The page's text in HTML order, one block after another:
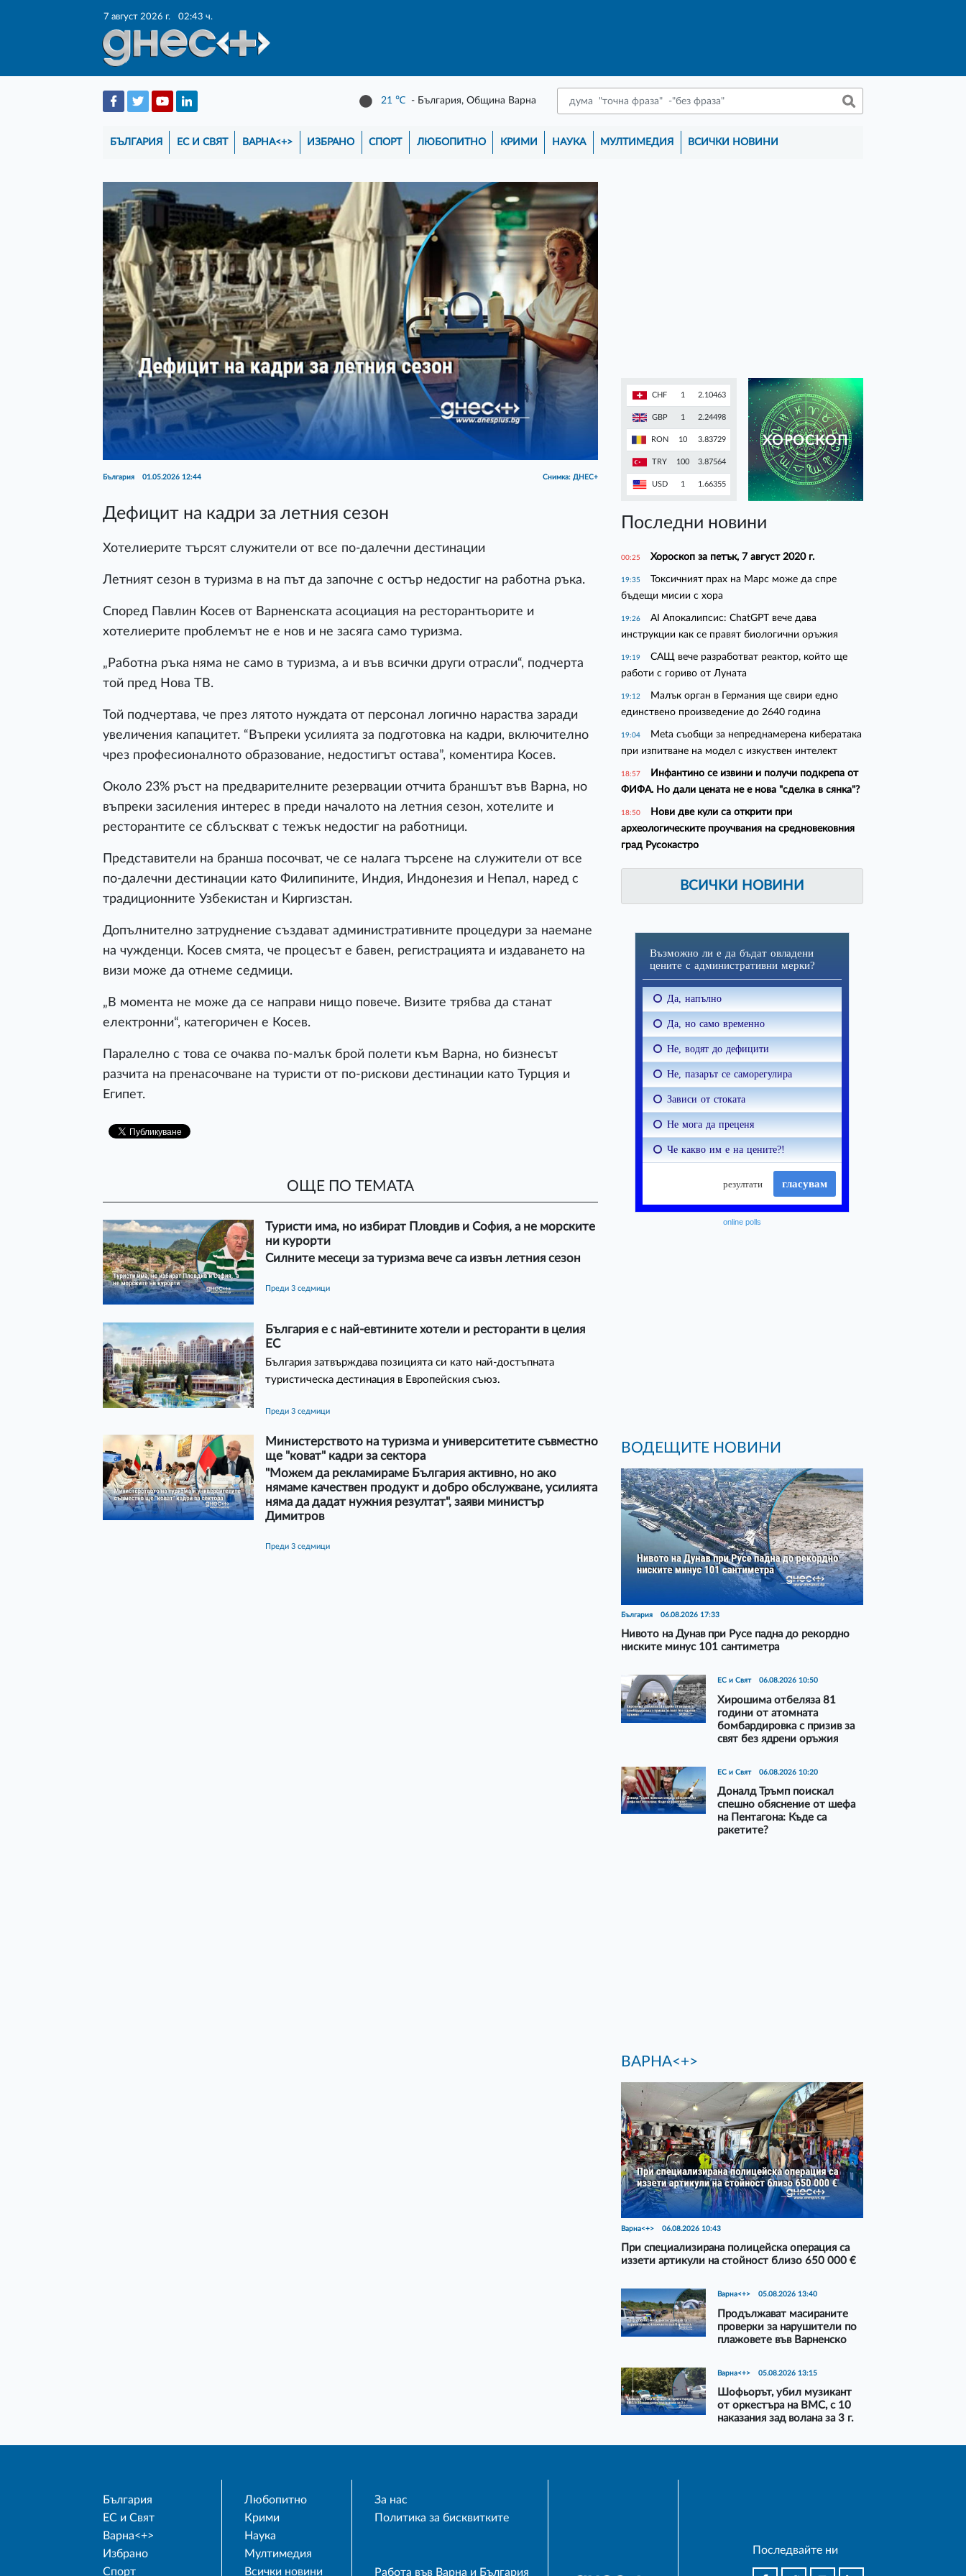
7 август 2026 г. 02:43 ч.
21 ℃ - България, Община Варна
БЪЛГАРИЯ ЕС И СВЯТ ВАРНА<+> ИЗБРАНО СПОРТ ЛЮБОПИТНО КРИМИ НАУКА МУЛТИМЕДИЯ ВСИЧКИ НОВИНИ
България 01.05.2026 12:44 Снимка: ДНЕС+
Дефицит на кадри за летния сезон
Хотелиерите търсят служители от все по-далечни дестинации
Летният сезон в туризма в на път да започне с остър недостиг на работна ръка.
Според Павлин Косев от Варненската асоциация на ресторантьорите и
хотелиерите проблемът не е нов и не засяга само туризма.
„Работна ръка няма не само в туризма, а и във всички други отрасли“, подчерта
той пред Нова ТВ.
Той подчертава, че през лятото нуждата от персонал логично нараства заради
увеличения капацитет. “Въпреки усилията за подготовка на кадри, включително
чрез професионалното образование, недостигът остава”, коментира Косев.
Около 23% ръст на предварителните резервации отчита браншът във Варна, но
въпреки засиления интерес в преди началото на летния сезон, хотелите и
ресторантите се сблъскват с тежък недостиг на работници.
Представители на бранша посочват, че се налага търсене на служители от все
по-далечни дестинации като Филипините, Индия, Индонезия и Непал, наред с
традиционните Узбекистан и Киргизстан.
Допълнително затруднение създават административните процедури за наемане
на чужденци. Косев смята, че процесът е бавен, регистрацията и издаването на
визи може да отнеме седмици.
„В момента не може да се направи нищо повече. Визите трябва да станат
електронни“, категоричен е Косев.
Паралелно с това се очаква по-малък брой полети към Варна, но бизнесът
разчита на пренасочване на туристи от по-рискови дестинации като Турция и
Египет.
ОЩЕ ПО ТЕМАТА
Туристи има, но избират Пловдив и София, а не морските
ни курорти
Силните месеци за туризма вече са извън летния сезон
преди 3 седмици
България е с най-евтините хотели и ресторанти в целия
ЕС
България затвърждава позицията си като най-достъпната
туристическа дестинация в Европейския съюз.
преди 3 седмици
Министерството на туризма и университетите съвместно
ще "коват" кадри за сектора
"Можем да рекламираме България активно, но ако
нямаме качествен продукт и добро обслужване, усилията
няма да дадат нужния резултат", заяви министър
Димитров
преди 3 седмици
CHF 1 2.10463
GBP 1 2.24498
RON 10 3.83729
TRY 100 3.87564
USD 1 1.66355
ХОРОСКОП
Последни новини
00:25 Хороскоп за петък, 7 август 2020 г.
19:35
Токсичният прах на Марс може да спре
бъдещи мисии с хора
19:26
AI Апокалипсис: ChatGPT вече дава
инструкции как се правят биологични оръжия
19:19
САЩ вече разработват реактор, който ще
работи с гориво от Луната
19:12
Малък орган в Германия ще свири едно
единствено произведение до 2640 година
19:04
Meta съобщи за непреднамерена кибератака
при изпитване на модел с изкуствен интелект
18:57
Инфантино се извини и получи подкрепа от
ФИФА. Но дали цената не е нова "сделка в сянка"?
18:50
Нови две кули са открити при
археологическите проучвания на средновековния
град Русокастро
ВСИЧКИ НОВИНИ
online polls
ВОДЕЩИТЕ НОВИНИ
България 06.08.2026 17:33
Нивото на Дунав при Русе падна до рекордно
ниските минус 101 сантиметра
ЕС и Свят 06.08.2026 10:50
Хирошима отбеляза 81
години от атомната
бомбардировка с призив за
свят без ядрени оръжия
ЕС и Свят 06.08.2026 10:20
Доналд Тръмп поискал
спешно обяснение от шефа
на Пентагона: Къде са
ракетите?
ВАРНА<+>
Варна<+> 06.08.2026 10:43
При специализирана полицейска операция са
иззети артикули на стойност близо 650 000 €
Варна<+> 05.08.2026 13:40
Продължават масираните
проверки за нарушители по
плажовете във Варненско
Варна<+> 05.08.2026 13:15
Шофьорът, убил музикант
от оркестъра на ВМС, с 10
наказания зад волана за 3 г.
България
ЕС и Свят
Варна<+>
Избрано
Спорт
Любопитно
Крими
Наука
Мултимедия
Всички новини
За нас
Политика за бисквитките
Работа във Варна и България
Последвайте ни